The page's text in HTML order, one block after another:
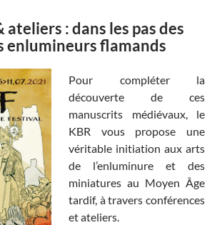
: dans les pas des
enlumineurs flamands
Pour compléter la
découverte de ces
manuscrits médiévaux, le
KBR vous propose une
véritable initiation aux arts
de l’enluminure et des
miniatures au Moyen Âge
tardif, à travers conférences
et ateliers.